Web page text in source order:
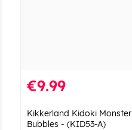
€9.99
Kikkerland Kidoki Monster
Bubbles - (KID53-A)